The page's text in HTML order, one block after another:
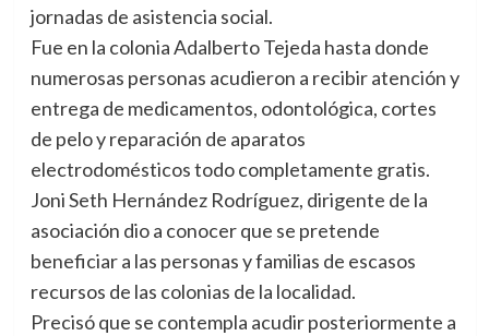
jornadas de asistencia social.
Fue en la colonia Adalberto Tejeda hasta donde
numerosas personas acudieron a recibir atención y
entrega de medicamentos, odontológica, cortes
de pelo y reparación de aparatos
electrodomésticos todo completamente gratis.
Joni Seth Hernández Rodríguez, dirigente de la
asociación dio a conocer que se pretende
beneficiar a las personas y familias de escasos
recursos de las colonias de la localidad.
Precisó que se contempla acudir posteriormente a